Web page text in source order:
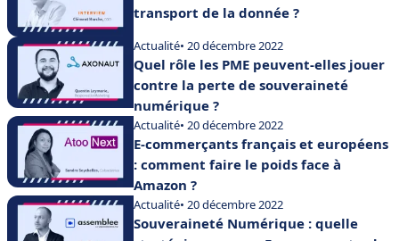
transport de la donnée ?
Actualité• 20 décembre 2022
Quel rôle les PME peuvent-elles jouer
contre la perte de souveraineté
numérique ?
Actualité• 20 décembre 2022
E-commerçants français et européens
: comment faire le poids face à
Amazon ?
Actualité• 20 décembre 2022
Souveraineté Numérique : quelle